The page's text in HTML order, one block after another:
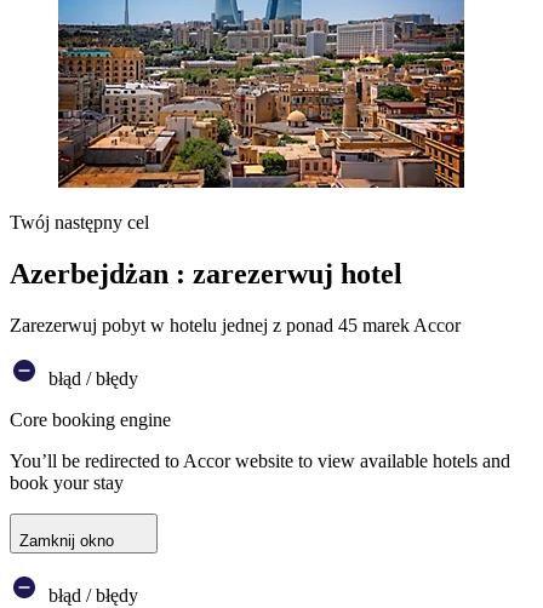
Twój następny cel
Azerbejdżan : zarezerwuj hotel
Zarezerwuj pobyt w hotelu jednej z ponad 45 marek Accor
błąd / błędy
Core booking engine
You’ll be redirected to Accor website to view available hotels and
book your stay
Zamknij okno
błąd / błędy